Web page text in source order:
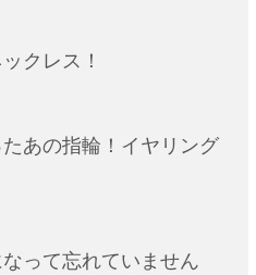
ックレス！
あの指輪！イヤリング
って忘れていません